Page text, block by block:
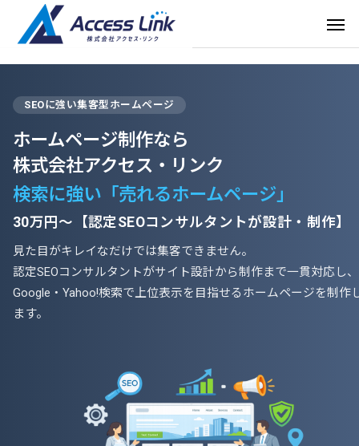
SEOに強い集客型ホームページ
ホームページ制作なら
株式会社アクセス・リンク
検索に強い「売れるホームページ」
30万円〜【認定SEOコンサルタントが設計・制作】
見た目がキレイなだけでは集客できません。
認定SEOコンサルタントがサイト設計から制作まで一貫対応し、
Google・Yahoo!検索で上位表示を目指せるホームページを制作
ます。